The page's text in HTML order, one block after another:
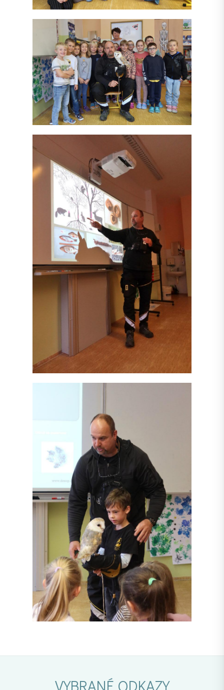
VYBRANÉ ODKAZY